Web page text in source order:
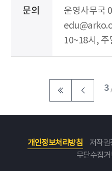
문의
운영사무국
10~18시, 주
3
개인정보처리방침 저작권
무단수집